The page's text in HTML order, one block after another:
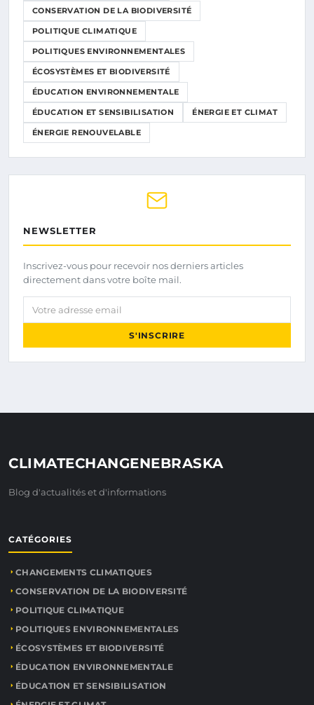
CONSERVATION DE LA BIODIVERSITÉ
POLITIQUE CLIMATIQUE
POLITIQUES ENVIRONNEMENTALES
ÉCOSYSTÈMES ET BIODIVERSITÉ
ÉDUCATION ENVIRONNEMENTALE
ÉDUCATION ET SENSIBILISATION ÉNERGIE ET CLIMAT
ÉNERGIE RENOUVELABLE
NEWSLETTER
Inscrivez-vous pour recevoir nos derniers articles
directement dans votre boîte mail.
Votre adresse email
S'INSCRIRE
CLIMATECHANGENEBRASKA
Blog d'actualités et d'informations
CATÉGORIES
CHANGEMENTS CLIMATIQUES
CONSERVATION DE LA BIODIVERSITÉ
POLITIQUE CLIMATIQUE
POLITIQUES ENVIRONNEMENTALES
ÉCOSYSTÈMES ET BIODIVERSITÉ
ÉDUCATION ENVIRONNEMENTALE
ÉDUCATION ET SENSIBILISATION